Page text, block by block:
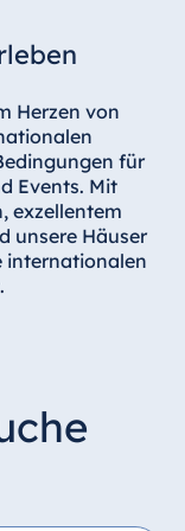
Herzen von
für
Events. Mit
exzellentem
unsere Häuser
internationalen